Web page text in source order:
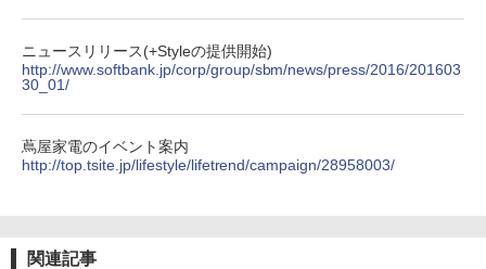
ニュースリリース(+Styleの提供開始)
http://www.softbank.jp/corp/group/sbm/news/press/2016/201603
30_01/
蔦屋家電のイベント案内
http://top.tsite.jp/lifestyle/lifetrend/campaign/28958003/
関連記事